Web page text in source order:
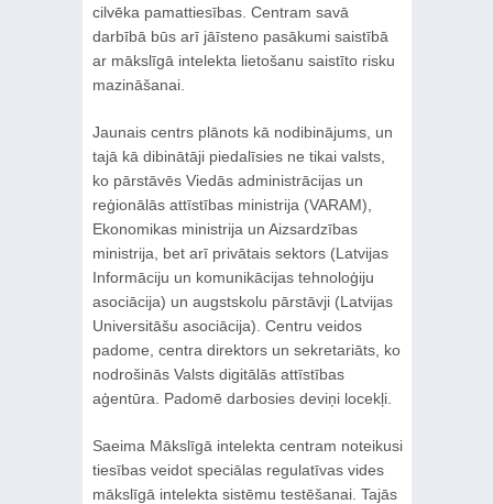
cilvēka pamattiesības. Centram savā
darbībā būs arī jāīsteno pasākumi saistībā
ar mākslīgā intelekta lietošanu saistīto risku
mazināšanai.
Jaunais centrs plānots kā nodibinājums, un
tajā kā dibinātāji piedalīsies ne tikai valsts,
ko pārstāvēs Viedās administrācijas un
reģionālās attīstības ministrija (VARAM),
Ekonomikas ministrija un Aizsardzības
ministrija, bet arī privātais sektors (Latvijas
Informāciju un komunikācijas tehnoloģiju
asociācija) un augstskolu pārstāvji (Latvijas
Universitāšu asociācija). Centru veidos
padome, centra direktors un sekretariāts, ko
nodrošinās Valsts digitālās attīstības
aģentūra. Padomē darbosies deviņi locekļi.
Saeima Mākslīgā intelekta centram noteikusi
tiesības veidot speciālas regulatīvas vides
mākslīgā intelekta sistēmu testēšanai. Tajās